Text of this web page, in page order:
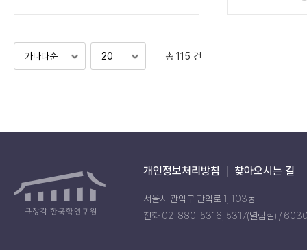
총 115 건
개인정보처리방침 찾아오시는 길
서울시 관악구 관악로 1, 103동
전화 02-880-5316, 5317(열람실) /